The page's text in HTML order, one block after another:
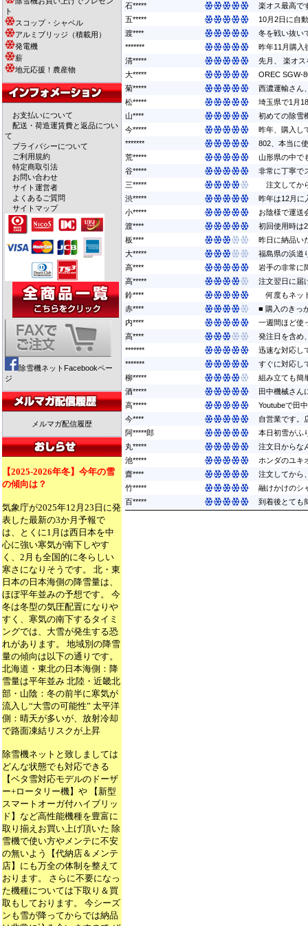
ト
スコップ・シャベル
アルミブリッジ（積載用）
発電機
薪
地元応援！農産物
お支払いについて
配送・荷造運賃費と返品につい
て
プライバシーについて
ご利用規約
特定商取引法
お問い合わせ
サイト運営者
よくあるご質問
サイトマップ
除雪機ネットFacebookペー
ジ
メルマガ配信履歴
【2025-2026年冬】今年の雪
の傾向は？
気象庁が2025年12月23日に発
表した最新の3か月予報で
は、とくに1月は西日本を中
心に強い寒気が南下しやす
く、2月も全国的に冬らしい
寒さになりそうです。 北・東
日本の日本海側の降雪量は、
ほぼ平年並みの予想です。 今
冬は冬型の気圧配置になりや
すく、寒気の南下するタイミ
ングでは、大雪が発生する恐
れがあります。 地域別の降雪
量の傾向は以下の通りです。
北海道・東北の日本海側：降
雪量は平年並み 北陸・近畿北
部・山陰：冬の前半に寒気が
流入し“大雪の可能性” 太平洋
側：晴天が多いが、放射冷却
で路面凍結リスクが上昇
除雪機ネットと致しましては
どんな状態でも対応できる
【ベタ雪対応モデルのドーザ
ー+ロータリー機】や 【新型
スマートオーガ付ハイブリッ
ド】など高性能機種を豊富に
取り揃えお買い上げ頂いた 除
雪機で使い方やメンテに不安
の無いよう【代納店＆メンテ
店】にも万全の体制を整えて
おります。 さらに不要になっ
た機種については下取り＆買
取もしております。 今シーズ
ンも雪が降ってからでは納品
石*****
楽オス最高
五*****
10月2日に自
渡****
冬を戦い抜い
*******
昨年11月購入
清*****
先月、 楽オ
大*****
OREC SGW-
菊*****
西濃運輸さん
松*****
埼玉県で1月
山****
初めての除雪
今*****
昨年、購入し
*******
802、本当に
荒*****
山形県の中で
谷*****
非常に丁寧で
三*****
注文してか
渋*****
昨年は12月に
小*****
お陰様で運送
渡****
初回使用時は
板****
昨日に納品い
大*****
福島県の浜道
高****
岩手の非常に
高*****
注文翌日に届
鈴****
何度もネッ
赤****
■ 購入のきっ
内****
一週間ほど使
高****
発注日を含め
*******
迅速な対応し
*******
すぐに対応し
柳*****
組み立ても簡
酒*****
田中機械さん
高*****
Youtubeで田
今****
自営業です。
阿*****郎
本日初雪がふ
丸*****
注文日からな
池*****
ホンダのユキ
齋****
注文してから
竹*****
融けかけのシ
百*****
到着後とても